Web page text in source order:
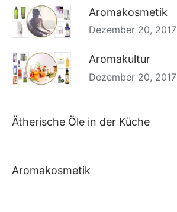
Aromakosmetik
Dezember 20, 2017
Aromakultur
Dezember 20, 2017
Ätherische Öle in der Küche
Aromakosmetik